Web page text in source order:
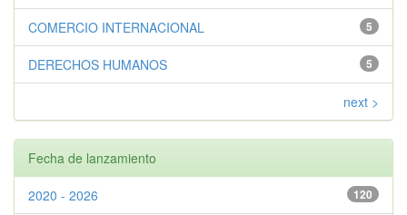
5
COMERCIO INTERNACIONAL
5
DERECHOS HUMANOS
next >
Fecha de lanzamiento
120
2020 - 2026